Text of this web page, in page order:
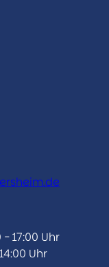
- 17:00 Uhr
Uhr